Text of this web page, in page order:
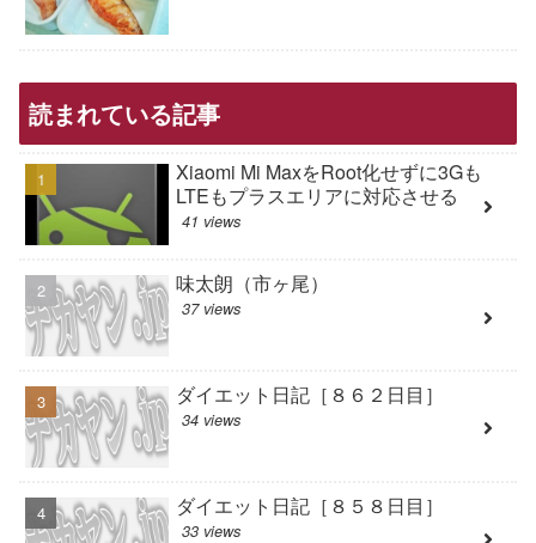
読まれている記事
Xiaomi Mi MaxをRoot化せずに3Gも
LTEもプラスエリアに対応させる
41 views
味太朗（市ヶ尾）
37 views
ダイエット日記［８６２日目］
34 views
ダイエット日記［８５８日目］
33 views